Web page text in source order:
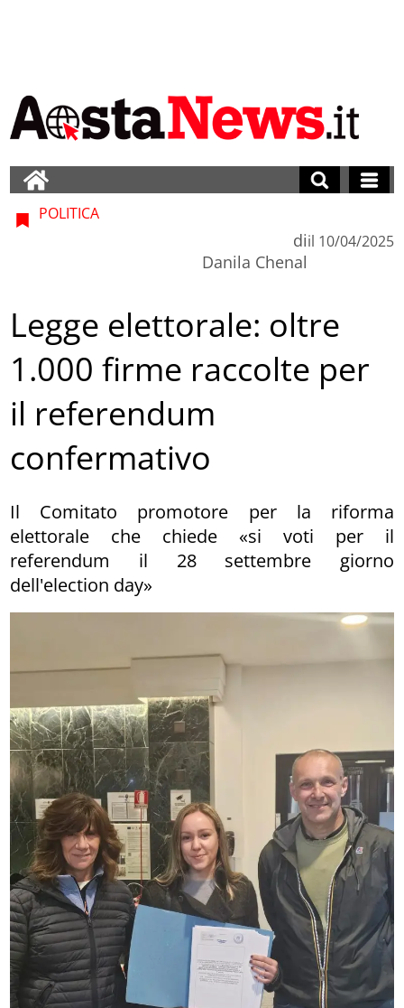
POLITICA
di
Danila Chenal
il 10/04/2025
Legge elettorale: oltre
1.000 firme raccolte per
il referendum
confermativo
Il Comitato promotore per la riforma
elettorale che chiede «si voti per il
referendum il 28 settembre giorno
dell'election day»